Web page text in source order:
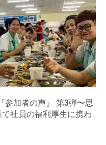
参加者の声』 第3弾〜思
社員の福利厚生に携わ